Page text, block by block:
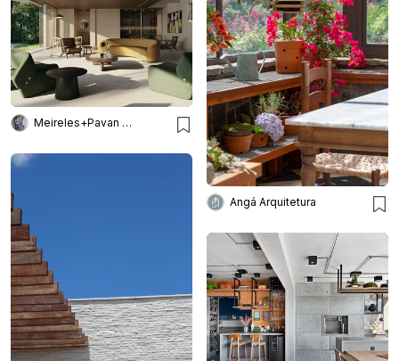
Angá Arquitetura
Meireles+Pavan Arquitetura